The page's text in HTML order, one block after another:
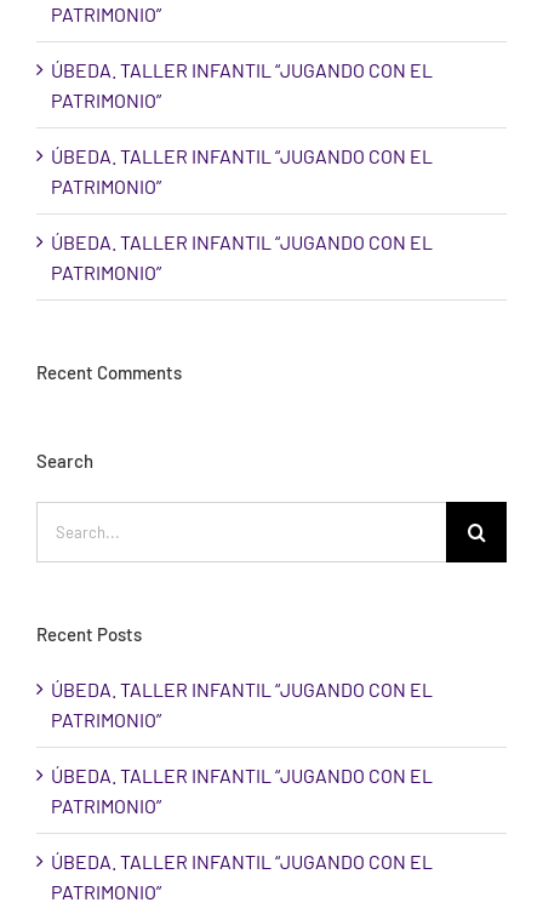
PATRIMONIO”
ÚBEDA. TALLER INFANTIL “JUGANDO CON EL
PATRIMONIO”
ÚBEDA. TALLER INFANTIL “JUGANDO CON EL
PATRIMONIO”
ÚBEDA. TALLER INFANTIL “JUGANDO CON EL
PATRIMONIO”
Recent Comments
Search
for:
Recent Posts
ÚBEDA. TALLER INFANTIL “JUGANDO CON EL
PATRIMONIO”
ÚBEDA. TALLER INFANTIL “JUGANDO CON EL
PATRIMONIO”
ÚBEDA. TALLER INFANTIL “JUGANDO CON EL
PATRIMONIO”